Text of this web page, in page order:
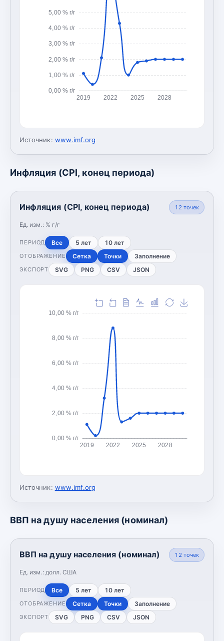
0,00 % г/г
1,00 % г/г
2,00 % г/г
3,00 % г/г
4,00 % г/г
5,00 % г/г
2019 2022 2025 2028
Источник: www.imf.org
Инфляция (CPI, конец периода)
Инфляция (CPI, конец периода)
Ед. изм.: % г/г
12 точек
ПЕРИОД Все 5 лет 10 лет
ОТОБРАЖЕНИЕ Сетка Точки Заполнение
ЭКСПОРТ SVG PNG CSV JSON
0,00 % г/г
2,00 % г/г
4,00 % г/г
6,00 % г/г
8,00 % г/г
10,00 % г/г
2019 2022 2025 2028
Источник: www.imf.org
ВВП на душу населения (номинал)
ВВП на душу населения (номинал)
Ед. изм.: долл. США
12 точек
ПЕРИОД Все 5 лет 10 лет
ОТОБРАЖЕНИЕ Сетка Точки Заполнение
ЭКСПОРТ SVG PNG CSV JSON